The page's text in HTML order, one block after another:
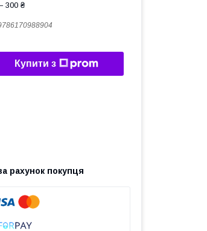
300 ₴
Купити з
рахунок покупця